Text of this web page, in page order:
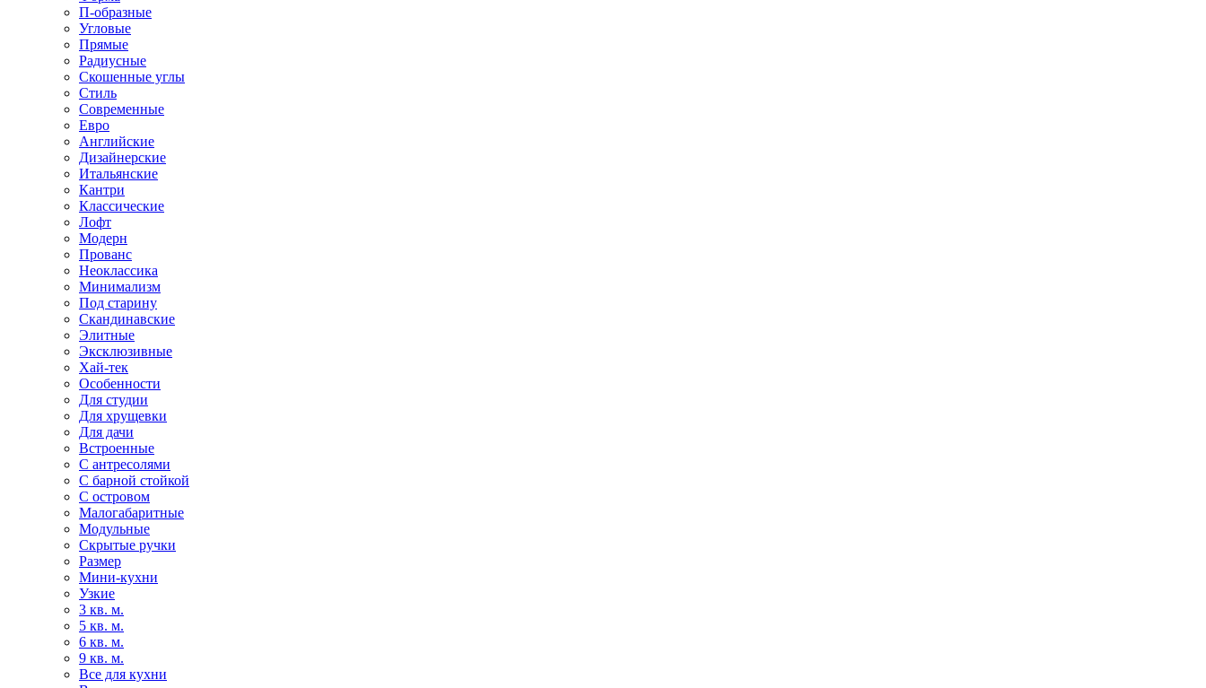
П-образные
Угловые
Прямые
Радиусные
Скошенные углы
Стиль
Современные
Евро
Английские
Дизайнерские
Итальянские
Кантри
Классические
Лофт
Модерн
Прованс
Неоклассика
Минимализм
Под старину
Скандинавские
Элитные
Эксклюзивные
Хай-тек
Особенности
Для студии
Для хрущевки
Для дачи
Встроенные
С антресолями
С барной стойкой
С островом
Малогабаритные
Модульные
Скрытые ручки
Размер
Мини-кухни
Узкие
3 кв. м.
5 кв. м.
6 кв. м.
9 кв. м.
Все для кухни